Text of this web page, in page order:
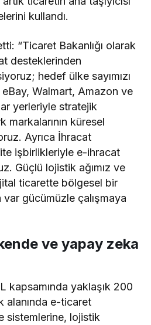
kullandı.
“Ticaret Bakanlığı olarak
desteklerinden
hedef ülke sayımızı
eBay, Walmart, Amazon ve
yerleriyle stratejik
markalarının küresel
Ayrıca İhracat
işbirlikleriyle e-ihracat
Güçlü lojistik ağımız ve
ticarette bölgesel bir
gücümüzle çalışmaya
ve yapay zeka
kapsamında yaklaşık 200
alanında e-ticaret
sistemlerine, lojistik